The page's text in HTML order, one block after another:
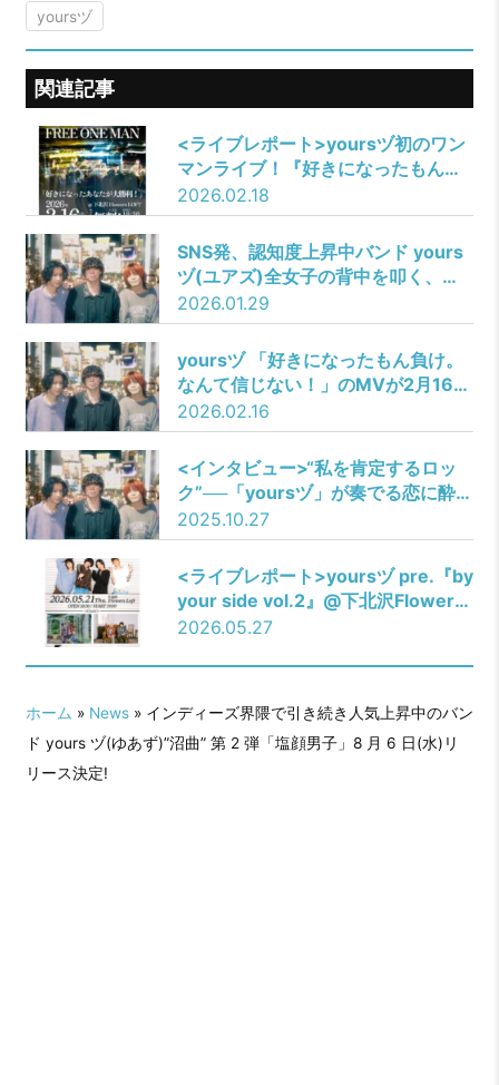
yoursヅ
関連記事
<ライブレポート>yoursヅ初のワン
マンライブ！『好きになったもん負
け。なんて信じない！』release
party「好きになったあなたが大勝
利！」
2026.02.18
SNS発、認知度上昇中バンド yours
ヅ(ユアズ)全女子の背中を叩く、最
強の自己肯定感爆上げアンセム「好
きになったもん負け。なんて信じな
い!」2月4日(水)リリース決定!
2026.01.29
yoursヅ 「好きになったもん負け。
なんて信じない！」のMVが2月16日
22:00に公開！また自主企画の開催
が決定！
2026.02.16
<インタビュー>“私を肯定するロッ
ク”──「yoursヅ」が奏でる恋に酔う
メロディ
2025.10.27
<ライブレポート>yoursヅ pre.『by
your side vol.2』@下北沢Flowers
Loft
2026.05.27
ホーム » News» インディーズ界隈で引き続き人気上昇中のバン
ド yours ヅ(ゆあず)”沼曲” 第 2 弾「塩顔男子」8 月 6 日(水)リ
リース決定!